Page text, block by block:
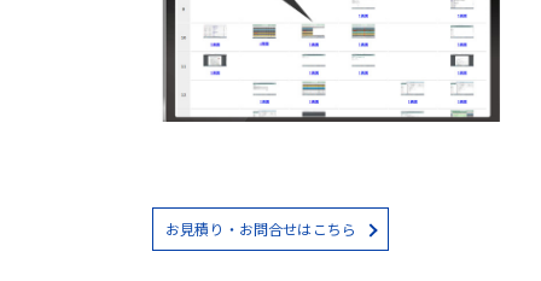
お見積り・お問合せはこちら